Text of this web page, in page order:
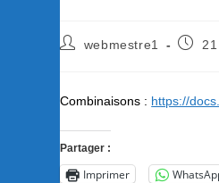
Auteur/autrice
publication :
webmestre1
Combinaisons : https://
Partager :
Imprimer